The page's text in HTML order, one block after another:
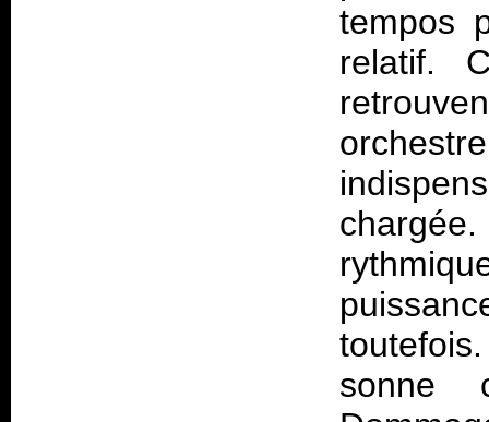
tempos
relatif.
sonne